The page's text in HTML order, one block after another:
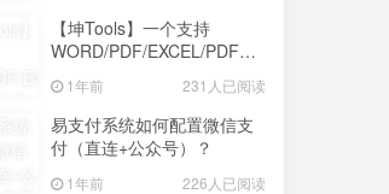
【坤Tools】一个支持
WORD/PDF/EXCEL/PDF等
格式的转换软件
1年前 231人已阅读
易支付系统如何配置微信支
付（直连+公众号）？
1年前 226人已阅读